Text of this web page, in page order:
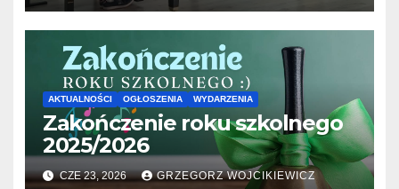
AKTUALNOŚCI OGŁOSZENIA WYDARZENIA
Zakończenie roku szkolnego
2025/2026
CZE 23, 2026 GRZEGORZ WOJCIKIEWICZ